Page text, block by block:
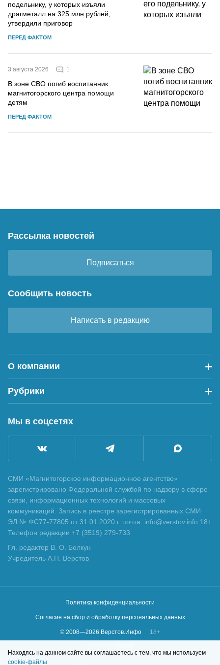
подельнику, у которых изъяли
драгметалл на 325 млн рублей,
утвердили приговор
ПЕРЕД ФАКТОМ
3 августа 2026 1
В зоне СВО погиб воспитанник
магнитогорского центра помощи
детям
ПЕРЕД ФАКТОМ
Рассылка новостей
Подписаться
Сообщить новость
Написать в редакцию
О компании
Рубрики
Мы в соцсетях
СМИ «Магнитогорское информационное агентство»
зарегистрировано Федеральной службой по надзору в сфере
связи, информационных технологий и массовых
коммуникаций. Запись в реестре зарегистрированных СМИ:
ЭЛ № ФС77-77805 от 31.01.2020 г. почта: info@verstov.info 18+
Телефон редакции +7 (3519) 279-733
Гл. редактор В. О. Болкун
Учредитель А.П. Верстов
Политика конфиденциальности
Согласие на сбор и обработку персональных данных
© 2008—2026 Верстов.Инфо
18+
Находясь на данном сайте вы соглашаетесь с тем, что мы используем
cookie-файлы